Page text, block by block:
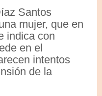
Santos
mujer, que en
indica con
en el
intentos
de la